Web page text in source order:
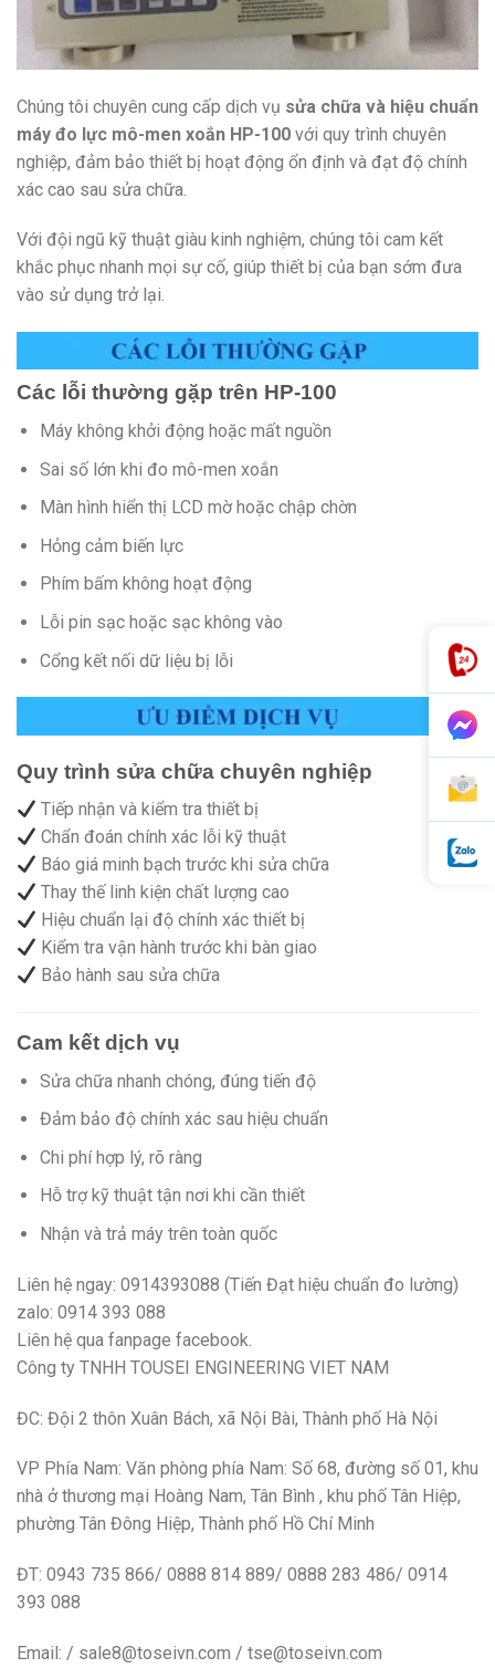
Chúng tôi chuyên cung cấp dịch vụ sửa chữa và hiệu chuẩn
máy đo lực mô-men xoắn HP-100 với quy trình chuyên
nghiệp, đảm bảo thiết bị hoạt động ổn định và đạt độ chính
xác cao sau sửa chữa.
Với đội ngũ kỹ thuật giàu kinh nghiệm, chúng tôi cam kết
khắc phục nhanh mọi sự cố, giúp thiết bị của bạn sớm đưa
vào sử dụng trở lại.
Các lỗi thường gặp trên HP-100
Máy không khởi động hoặc mất nguồn
Sai số lớn khi đo mô-men xoắn
Màn hình hiển thị LCD mờ hoặc chập chờn
Hỏng cảm biến lực
Phím bấm không hoạt động
Lỗi pin sạc hoặc sạc không vào
Cổng kết nối dữ liệu bị lỗi
Quy trình sửa chữa chuyên nghiệp
Tiếp nhận và kiểm tra thiết bị
Chẩn đoán chính xác lỗi kỹ thuật
Báo giá minh bạch trước khi sửa chữa
Thay thế linh kiện chất lượng cao
Hiệu chuẩn lại độ chính xác thiết bị
Kiểm tra vận hành trước khi bàn giao
Bảo hành sau sửa chữa
Cam kết dịch vụ
Sửa chữa nhanh chóng, đúng tiến độ
Đảm bảo độ chính xác sau hiệu chuẩn
Chi phí hợp lý, rõ ràng
Hỗ trợ kỹ thuật tận nơi khi cần thiết
Nhận và trả máy trên toàn quốc
Liên hệ ngay: 0914393088 (Tiến Đạt hiệu chuẩn đo lường)
zalo: 0914 393 088
Liên hệ qua fanpage facebook.
Công ty TNHH TOUSEI ENGINEERING VIET NAM
ĐC: Đội 2 thôn Xuân Bách, xã Nội Bài, Thành phố Hà Nội
VP Phía Nam: Văn phòng phía Nam: Số 68, đường số 01, khu
nhà ở thương mại Hoàng Nam, Tân Bình , khu phố Tân Hiệp,
phường Tân Đông Hiệp, Thành phố Hồ Chí Minh
ĐT: 0943 735 866/ 0888 814 889/ 0888 283 486/ 0914
393 088
Email: / sale8@toseivn.com / tse@toseivn.com